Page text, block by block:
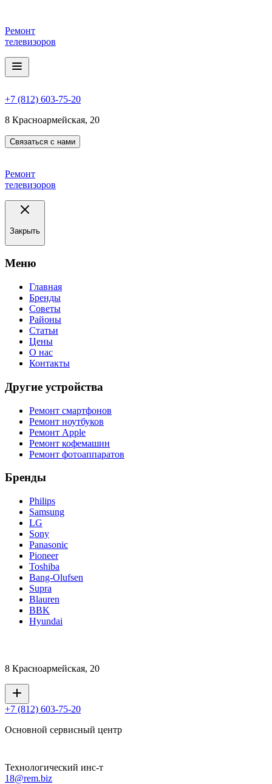
Ремонт
телевизоров
+7 (812) 603-75-20
8 Красноармейская, 20
Связаться с нами
Ремонт
телевизоров
Закрыть
Meню
Главная
Бренды
Советы
Районы
Статьи
Цены
О нас
Контакты
Другие устройства
Ремонт смартфонов
Ремонт ноутбуков
Ремонт Apple
Ремонт кофемашин
Ремонт фотоаппаратов
Бренды
Philips
Samsung
LG
Sony
Panasonic
Pioneer
Toshiba
Bang-Olufsen
Supra
Blauren
BBK
Hyundai
8 Красноармейская, 20
+7 (812) 603-75-20
Основной сервисный центр
Технологический инс-т
18@rem.biz